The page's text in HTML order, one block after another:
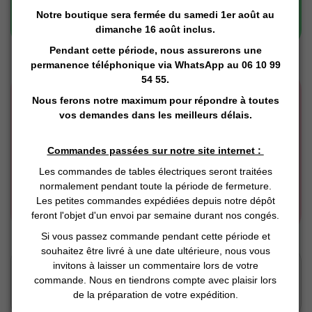
Click and Collect
Vous Réservez en ligne
Nous préparons
Notre boutique sera fermée du samedi 1er août au
dimanche 16 août inclus.
Pendant cette période, nous assurerons une
permanence téléphonique via WhatsApp au 06 10 99
54 55.
Nous ferons notre maximum pour répondre à toutes
vos demandes dans les meilleurs délais.
Commandes passées sur notre site internet :
Les commandes de tables électriques seront traitées
normalement pendant toute la période de fermeture.
Les petites commandes expédiées depuis notre dépôt
feront l'objet d'un envoi par semaine durant nos congés.
Si vous passez commande pendant cette période et
souhaitez être livré à une date ultérieure, nous vous
invitons à laisser un commentaire lors de votre
commande. Nous en tiendrons compte avec plaisir lors
de la préparation de votre expédition.